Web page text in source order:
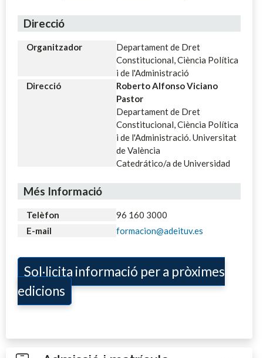
Direcció
Organitzador
Departament de Dret
Constitucional, Ciència Política
i de l'Administració
Direcció
Roberto Alfonso Viciano
Pastor
Departament de Dret
Constitucional, Ciència Política
i de l'Administració. Universitat
de València
Catedrático/a de Universidad
Més Informació
Telèfon
96 160 3000
E-mail
formacion@adeituv.es
Sol·licita informació per a pròximes
edicions